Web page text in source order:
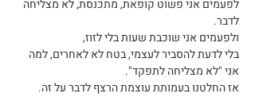
לפעמים אני פשוט קופאת, מתכנסת, לא מצליחה
לדבר.
ולפעמים אני שוכבת שעות בלי לזוז,
בלי לדעת להסביר לעצמי, בטח לא לאחרים, למה
אני "לא מצליחה לתפקד".
אז החלטנו בעמותת עוצמת הרצף לדבר על זה.